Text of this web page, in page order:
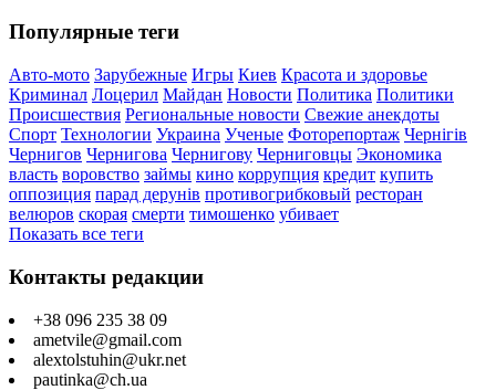
Популярные теги
Авто-мото Зарубежные Игры Киев Красота и здоровье
Криминал Лоцерил Майдан Новости Политика Политики
Происшествия Региональные новости Свежие анекдоты
Спорт Технологии Украина Ученые Фоторепортаж Чернігів
Чернигов Чернигова Чернигову Черниговцы Экономика
власть воровство займы кино коррупция кредит купить
оппозиция парад дерунів противогрибковый ресторан
велюров скорая смерти тимошенко убивает
Показать все теги
Контакты редакции
+38 096 235 38 09
ametvile@gmail.com
alextolstuhin@ukr.net
pautinka@ch.ua